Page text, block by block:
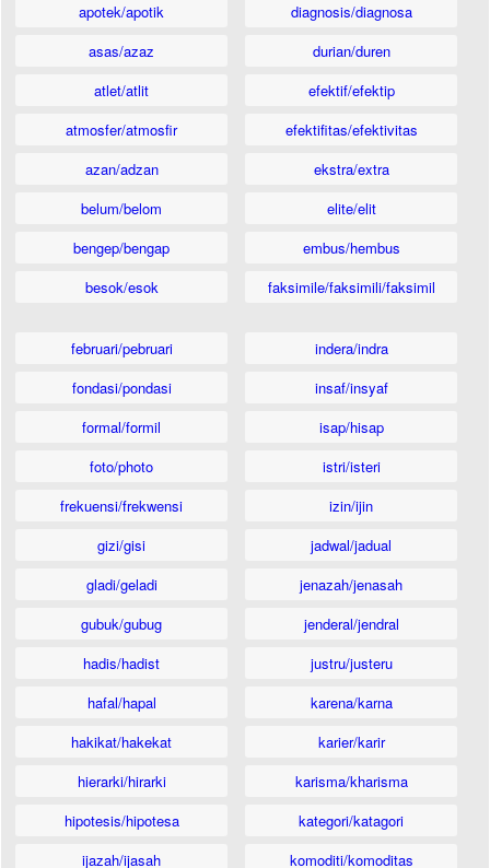
apotek/apotik
asas/azaz
atlet/atlit
atmosfer/atmosfir
azan/adzan
belum/belom
bengep/bengap
besok/esok
diagnosis/diagnosa
durian/duren
efektif/efektip
efektifitas/efektivitas
ekstra/extra
elite/elit
embus/hembus
faksimile/faksimili/faksimil
februari/pebruari
fondasi/pondasi
formal/formil
foto/photo
frekuensi/frekwensi
gizi/gisi
gladi/geladi
gubuk/gubug
hadis/hadist
hafal/hapal
hakikat/hakekat
hierarki/hirarki
hipotesis/hipotesa
ijazah/ijasah
indera/indra
insaf/insyaf
isap/hisap
istri/isteri
izin/ijin
jadwal/jadual
jenazah/jenasah
jenderal/jendral
justru/justeru
karena/karna
karier/karir
karisma/kharisma
kategori/katagori
komoditi/komoditas